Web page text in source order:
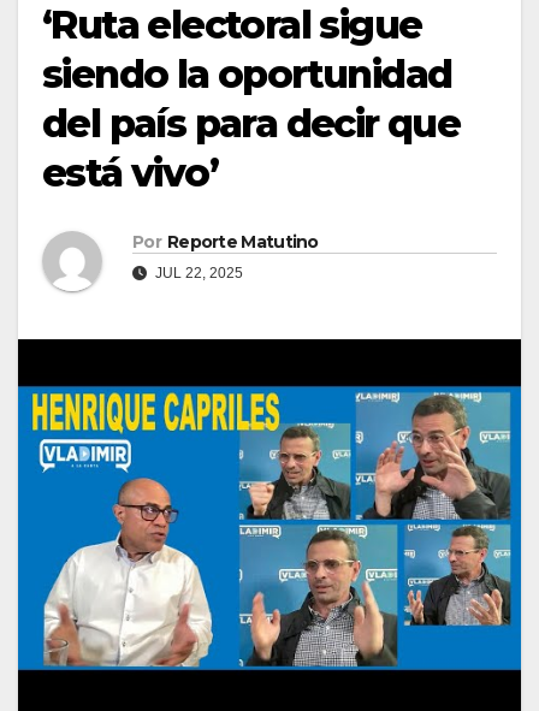
‘Ruta electoral sigue
siendo la oportunidad
del país para decir que
está vivo’
Por Reporte Matutino
JUL 22, 2025